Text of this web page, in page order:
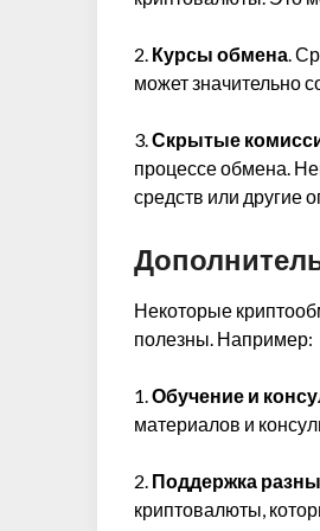
2. Курсы обмена.
может значительно
3.Скрытые
процессе обмена.
средств или другие
Некоторые
полезны. Например:
1.Обучение и
материалов и
2. Поддержка
криптовалюты,